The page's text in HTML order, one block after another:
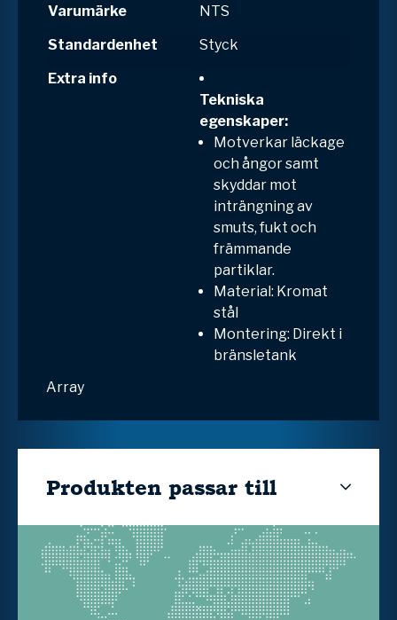
Varumärke
NTS
Standardenhet
Styck
Extra info
Tekniska
egenskaper:
Motverkar läckage
och ångor samt
skyddar mot
inträngning av
smuts, fukt och
främmande
partiklar.
Material: Kromat
stål
Montering: Direkt i
bränsletank
Array
Produkten passar till